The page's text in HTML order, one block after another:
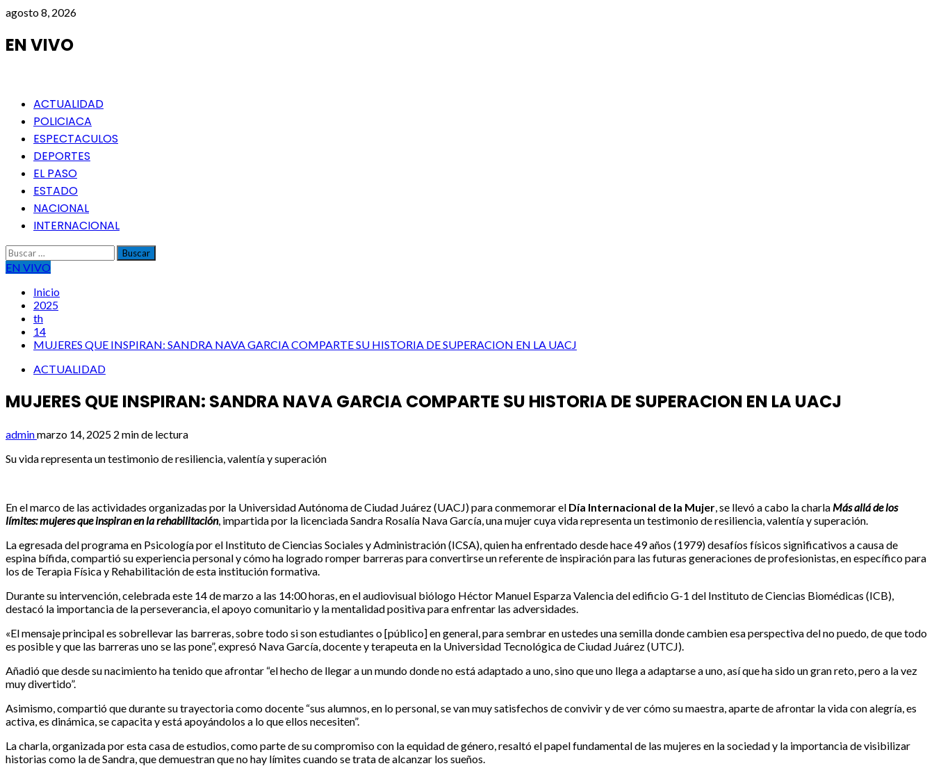
Saltar
contenido
agosto 8, 2026
EN VIVO
Menú
principal
ACTUALIDAD
POLICIACA
ESPECTACULOS
DEPORTES
EL PASO
ESTADO
NACIONAL
INTERNACIONAL
Buscar:
EN VIVO
Inicio
2025
th
14
MUJERES QUE INSPIRAN: SANDRA NAVA GARCIA COMPARTE SU HISTORIA DE SUPERACION EN LA UACJ
ACTUALIDAD
MUJERES QUE INSPIRAN: SANDRA NAVA GARCIA COMPARTE SU HISTORIA DE SUPERACION EN LA UACJ
adminmarzo 14, 2025 2 min de lectura
Su vida representa un testimonio de resiliencia, valentía y superación
En el marco de las actividades organizadas por la Universidad Autónoma de Ciudad Juárez (UACJ) para conmemorar el Día Internacional de la Mujer , se llevó a cabo la charla Más allá de los
límites: mujeres que inspiran en la rehabilitación, impartida por la licenciada Sandra Rosalía Nava García, una mujer cuya vida representa un testimonio de resiliencia, valentía y superación.
La egresada del programa en Psicología por el Instituto de Ciencias Sociales y Administración (ICSA), quien ha enfrentado desde hace 49 años (1979) desafíos físicos significativos a causa de
espina bífida, compartió su experiencia personal y cómo ha logrado romper barreras para convertirse un referente de inspiración para las futuras generaciones de profesionistas, en específico para
los de Terapia Física y Rehabilitación de esta institución formativa.
Durante su intervención, celebrada este 14 de marzo a las 14:00 horas, en el audiovisual biólogo Héctor Manuel Esparza Valencia del edificio G-1 del Instituto de Ciencias Biomédicas (ICB),
destacó la importancia de la perseverancia, el apoyo comunitario y la mentalidad positiva para enfrentar las adversidades.
«El mensaje principal es sobrellevar las barreras, sobre todo si son estudiantes o [público] en general, para sembrar en ustedes una semilla donde cambien esa perspectiva del no puedo de que todo
es posible y que las barreras uno se las pone”, expresó Nava García, docente y terapeuta en la Universidad Tecnológica de Ciudad Juárez (UTCJ).
Añadió que desde su nacimiento ha tenido que afrontar “el hecho de llegar a un mundo donde no está adaptado a uno, sino que uno llega a adaptarse a uno, así que ha sido un gran reto, pero a la vez
muy divertido”.
Asimismo, compartió que durante su trayectoria como docente “sus alumnos, en lo personal, se van muy satisfechos de convivir y de ver cómo su maestra, aparte de afrontar la vida con alegría, es
activa, es dinámica, se capacita y está apoyándolos a lo que ellos necesiten”.
La charla, organizada por esta casa de estudios, como parte de su compromiso con la equidad de género, resaltó el papel fundamental de las mujeres en la sociedad y la importancia de visibilizar
historias como la de Sandra, que demuestran que no hay límites cuando se trata de alcanzar los sueños.